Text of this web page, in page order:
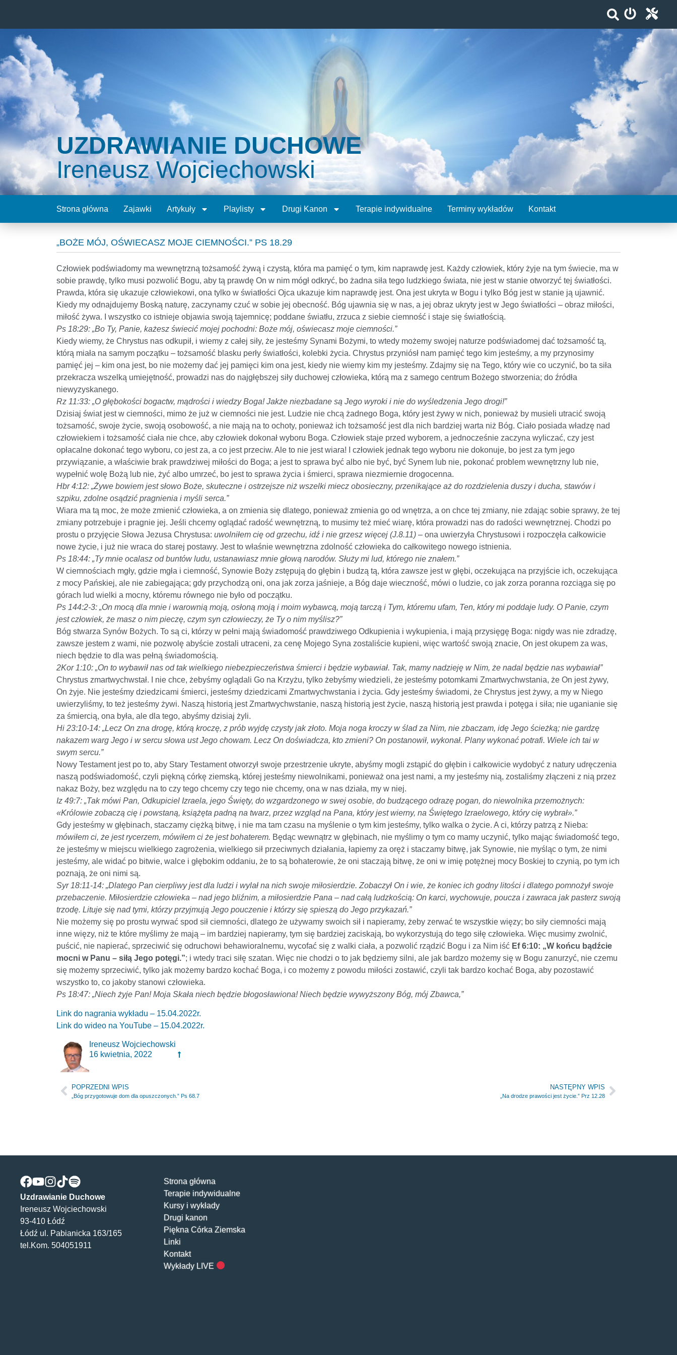
UZDRAWIANIE DUCHOWE
Ireneusz Wojciechowski
Strona główna Zajawki Artykuły Playlisty Drugi Kanon Terapie indywidualne Terminy wykładów Kontakt
„BOŻE MÓJ, OŚWIECASZ MOJE CIEMNOŚCI.” PS 18.29
Człowiek podświadomy ma wewnętrzną tożsamość żywą i czystą, która ma pamięć o tym, kim naprawdę jest. Każdy człowiek, który żyje na tym świecie, ma w
sobie prawdę, tylko musi pozwolić Bogu, aby tą prawdę On w nim mógł odkryć, bo żadna siła tego ludzkiego świata, nie jest w stanie otworzyć tej światłości.
Prawda, która się ukazuje człowiekowi, ona tylko w światłości Ojca ukazuje kim naprawdę jest. Ona jest ukryta w Bogu i tylko Bóg jest w stanie ją ujawnić.
Kiedy my odnajdujemy Boską naturę, zaczynamy czuć w sobie jej obecność. Bóg ujawnia się w nas, a jej obraz ukryty jest w Jego światłości – obraz miłości,
miłość żywa. I wszystko co istnieje objawia swoją tajemnicę; poddane światłu, zrzuca z siebie ciemność i staje się światłością.
Ps 18:29: „Bo Ty, Panie, każesz świecić mojej pochodni: Boże mój, oświecasz moje ciemności.”
Kiedy wiemy, że Chrystus nas odkupił, i wiemy z całej siły, że jesteśmy Synami Bożymi, to wtedy możemy swojej naturze podświadomej dać tożsamość tą,
którą miała na samym początku – tożsamość blasku perły światłości, kolebki życia. Chrystus przyniósł nam pamięć tego kim jesteśmy, a my przynosimy
pamięć jej – kim ona jest, bo nie możemy dać jej pamięci kim ona jest, kiedy nie wiemy kim my jesteśmy. Zdajmy się na Tego, który wie co uczynić, bo ta siła
przekracza wszelką umiejętność, prowadzi nas do najgłębszej siły duchowej człowieka, którą ma z samego centrum Bożego stworzenia; do źródła
niewyzyskanego.
Rz 11:33: „O głębokości bogactw, mądrości i wiedzy Boga! Jakże niezbadane są Jego wyroki i nie do wyśledzenia Jego drogi!”
Dzisiaj świat jest w ciemności, mimo że już w ciemności nie jest. Ludzie nie chcą żadnego Boga, który jest żywy w nich, ponieważ by musieli utracić swoją
tożsamość, swoje życie, swoją osobowość, a nie mają na to ochoty, ponieważ ich tożsamość jest dla nich bardziej warta niż Bóg. Ciało posiada władzę nad
człowiekiem i tożsamość ciała nie chce, aby człowiek dokonał wyboru Boga. Człowiek staje przed wyborem, a jednocześnie zaczyna wyliczać, czy jest
opłacalne dokonać tego wyboru, co jest za, a co jest przeciw. Ale to nie jest wiara! I człowiek jednak tego wyboru nie dokonuje, bo jest za tym jego
przywiązanie, a właściwie brak prawdziwej miłości do Boga; a jest to sprawa być albo nie być, być Synem lub nie, pokonać problem wewnętrzny lub nie,
wypełnić wolę Bożą lub nie, żyć albo umrzeć, bo jest to sprawa życia i śmierci, sprawa niezmiernie drogocenna.
Hbr 4:12: „Żywe bowiem jest słowo Boże, skuteczne i ostrzejsze niż wszelki miecz obosieczny, przenikające aż do rozdzielenia duszy i ducha, stawów i
szpiku, zdolne osądzić pragnienia i myśli serca.”
Wiara ma tą moc, że może zmienić człowieka, a on zmienia się dlatego, ponieważ zmienia go od wnętrza, a on chce tej zmiany, nie zdając sobie sprawy, że tej
zmiany potrzebuje i pragnie jej. Jeśli chcemy oglądać radość wewnętrzną, to musimy też mieć wiarę, która prowadzi nas do radości wewnętrznej. Chodzi po
prostu o przyjęcie Słowa Jezusa Chrystusa: uwolniłem cię od grzechu, idź i nie grzesz więcej (J.8.11) – ona uwierzyła Chrystusowi i rozpoczęła całkowicie
nowe życie, i już nie wraca do starej postawy. Jest to właśnie wewnętrzna zdolność człowieka do całkowitego nowego istnienia.
Ps 18:44: „Ty mnie ocalasz od buntów ludu, ustanawiasz mnie głową narodów. Służy mi lud, którego nie znałem.”
W ciemnościach mgły, gdzie mgła i ciemność, Synowie Boży zstępują do głębin i budzą tą, która zawsze jest w głębi, oczekująca na przyjście ich, oczekująca
z mocy Pańskiej, ale nie zabiegająca; gdy przychodzą oni, ona jak zorza jaśnieje, a Bóg daje wieczność, mówi o ludzie, co jak zorza poranna rozciąga się po
górach lud wielki a mocny, któremu równego nie było od początku.
Ps 144:2-3: „On mocą dla mnie i warownią moją, osłoną moją i moim wybawcą, moją tarczą i Tym, któremu ufam, Ten, który mi poddaje ludy. O Panie, czym
jest człowiek, że masz o nim pieczę, czym syn człowieczy, że Ty o nim myślisz?”
Bóg stwarza Synów Bożych. To są ci, którzy w pełni mają świadomość prawdziwego Odkupienia i wykupienia, i mają przysięgę Boga: nigdy was nie zdradzę,
zawsze jestem z wami, nie pozwolę abyście zostali utraceni, za cenę Mojego Syna zostaliście kupieni, więc wartość swoją znacie, On jest okupem za was,
niech będzie to dla was pełną świadomością.
2Kor 1:10: „On to wybawił nas od tak wielkiego niebezpieczeństwa śmierci i będzie wybawiał. Tak, mamy nadzieję w Nim, że nadal będzie nas wybawiał”
Chrystus zmartwychwstał. I nie chce, żebyśmy oglądali Go na Krzyżu, tylko żebyśmy wiedzieli, że jesteśmy potomkami Zmartwychwstania, że On jest żywy,
On żyje. Nie jesteśmy dziedzicami śmierci, jesteśmy dziedzicami Zmartwychwstania i życia. Gdy jesteśmy świadomi, że Chrystus jest żywy, a my w Niego
uwierzyliśmy, to też jesteśmy żywi. Naszą historią jest Zmartwychwstanie, naszą historią jest życie, naszą historią jest prawda i potęga i siła; nie uganianie się
za śmiercią, ona była, ale dla tego, abyśmy dzisiaj żyli.
Hi 23:10-14: „Lecz On zna drogę, którą kroczę, z prób wyjdę czysty jak złoto. Moja noga kroczy w ślad za Nim, nie zbaczam, idę Jego ścieżką; nie gardzę
nakazem warg Jego i w sercu słowa ust Jego chowam. Lecz On doświadcza, kto zmieni? On postanowił, wykonał. Plany wykonać potrafi. Wiele ich tai w
swym sercu.”
Nowy Testament jest po to, aby Stary Testament otworzył swoje przestrzenie ukryte, abyśmy mogli zstąpić do głębin i całkowicie wydobyć z natury udręczenia
naszą podświadomość, czyli piękną córkę ziemską, której jesteśmy niewolnikami, ponieważ ona jest nami, a my jesteśmy nią, zostaliśmy złączeni z nią przez
nakaz Boży, bez względu na to czy tego chcemy czy tego nie chcemy, ona w nas działa, my w niej.
Iz 49:7: „Tak mówi Pan, Odkupiciel Izraela, jego Święty, do wzgardzonego w swej osobie, do budzącego odrazę pogan, do niewolnika przemożnych:
«Królowie zobaczą cię i powstaną, książęta padną na twarz, przez wzgląd na Pana, który jest wierny, na Świętego Izraelowego, który cię wybrał».”
Gdy jesteśmy w głębinach, staczamy ciężką bitwę, i nie ma tam czasu na myślenie o tym kim jesteśmy, tylko walka o życie. A ci, którzy patrzą z Nieba:
mówiłem ci, że jest rycerzem, mówiłem ci że jest bohaterem. Będąc wewnątrz w głębinach, nie myślimy o tym co mamy uczynić, tylko mając świadomość tego,
że jesteśmy w miejscu wielkiego zagrożenia, wielkiego sił przeciwnych działania, łapiemy za oręż i staczamy bitwę, jak Synowie, nie myśląc o tym, że nimi
jesteśmy, ale widać po bitwie, walce i głębokim oddaniu, że to są bohaterowie, że oni staczają bitwę, że oni w imię potężnej mocy Boskiej to czynią, po tym ich
poznają, że oni nimi są.
Syr 18:11-14: „Dlatego Pan cierpliwy jest dla ludzi i wylał na nich swoje miłosierdzie. Zobaczył On i wie, że koniec ich godny litości i dlatego pomnożył swoje
przebaczenie. Miłosierdzie człowieka – nad jego bliźnim, a miłosierdzie Pana – nad całą ludzkością: On karci, wychowuje, poucza i zawraca jak pasterz swoją
trzodę. Lituje się nad tymi, którzy przyjmują Jego pouczenie i którzy się spieszą do Jego przykazań.”
Nie możemy się po prostu wyrwać spod sił ciemności, dlatego że używamy swoich sił i napieramy, żeby zerwać te wszystkie więzy; bo siły ciemności mają
inne więzy, niż te które myślimy że mają – im bardziej napieramy, tym się bardziej zaciskają, bo wykorzystują do tego siłę człowieka. Więc musimy zwolnić,
puścić, nie napierać, sprzeciwić się odruchowi behawioralnemu, wycofać się z walki ciała, a pozwolić rządzić Bogu i za Nim iść Ef 6:10: „W końcu bądźcie
mocni w Panu – siłą Jego potęgi.”; i wtedy traci siłę szatan. Więc nie chodzi o to jak będziemy silni, ale jak bardzo możemy się w Bogu zanurzyć, nie czemu
się możemy sprzeciwić, tylko jak możemy bardzo kochać Boga, i co możemy z powodu miłości zostawić, czyli tak bardzo kochać Boga, aby pozostawić
wszystko to, co jakoby stanowi człowieka.
Ps 18:47: „Niech żyje Pan! Moja Skała niech będzie błogosławiona! Niech będzie wywyższony Bóg, mój Zbawca,”
Link do nagrania wykładu – 15.04.2022r.
Link do wideo na YouTube – 15.04.2022r.
Ireneusz Wojciechowski
16 kwietnia, 2022
POPRZEDNI WPIS
„Bóg przygotowuje dom dla opuszczonych.” Ps 68.7
NASTĘPNY WPIS
„Na drodze prawości jest życie.” Prz 12.28
Uzdrawianie Duchowe
Ireneusz Wojciechowski
93-410 Łódź
Łódź ul. Pabianicka 163/165
tel.Kom. 504051911
Strona główna
Terapie indywidualne
Kursy i wykłady
Drugi kanon
Piękna Córka Ziemska
Linki
Kontakt
Wykłady LIVE